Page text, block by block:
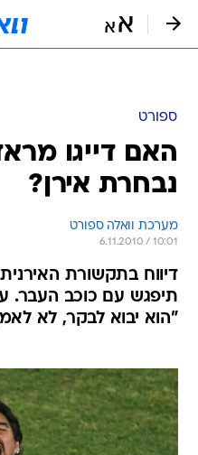
ספורט
האם דייגו
נבחרת אירן?
מערכת וואלה ספורט
6.11.2010 / 10:01
דיווח בתקשורת
תיפגש עם כוכב העבר.
"הוא יבוא לבקר, לא